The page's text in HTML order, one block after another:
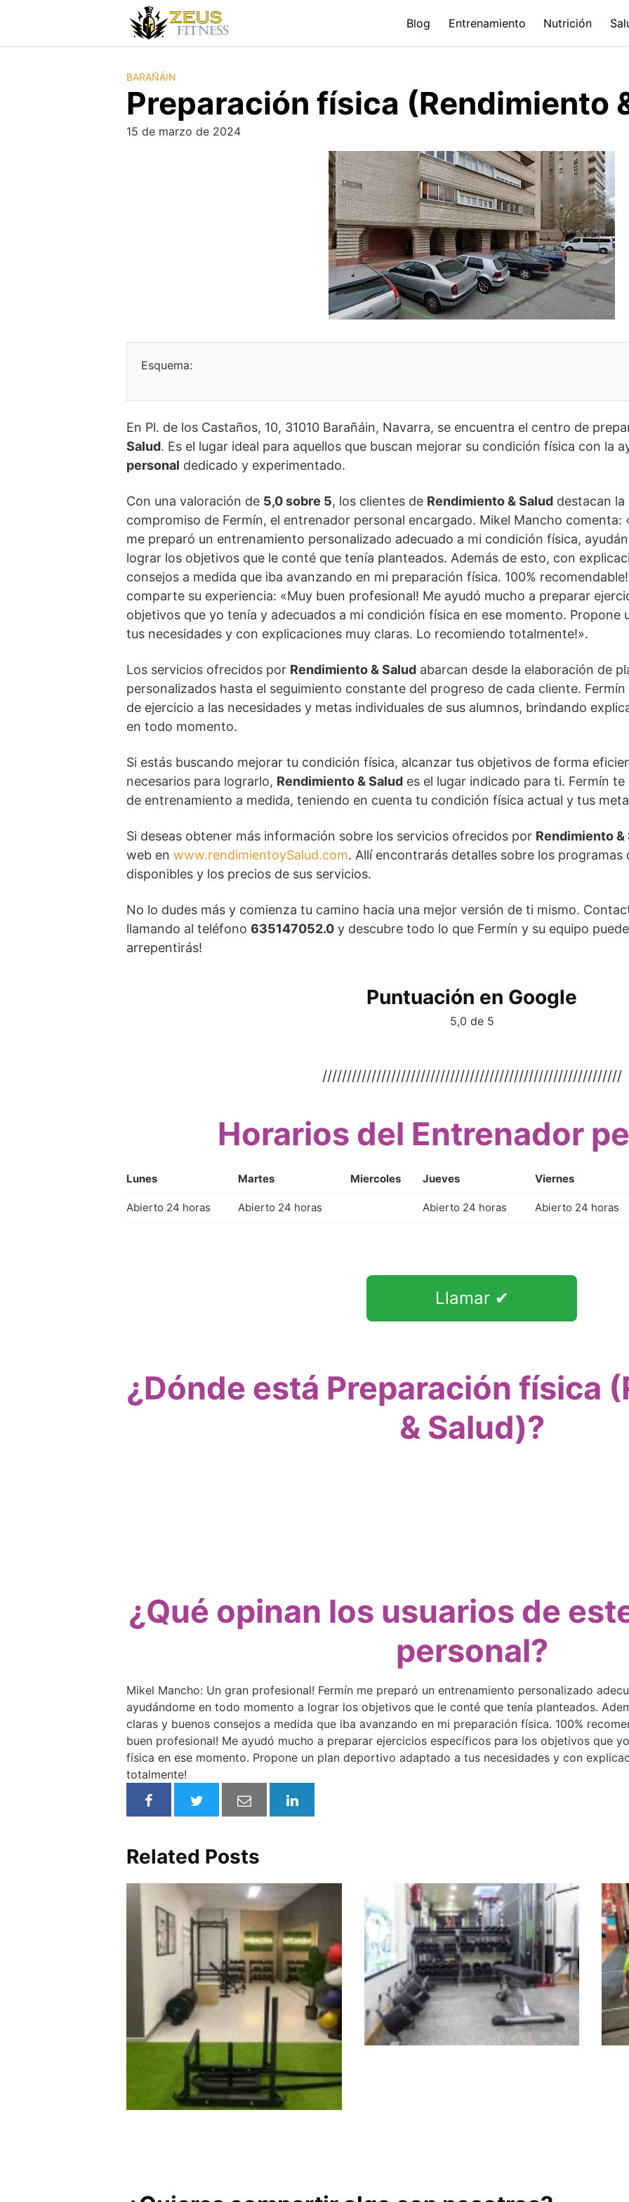
Blog Entrenamiento Nutrición
BARAÑÁIN
Preparación física (Rendimiento
15 de marzo de 2024
Esquema:
En Pl. de los Castaños, 10, 31010 Barañáin, Navarra, se encuentra el centro de
Salud. Es el lugar ideal para aquellos que buscan mejorar su condición física con la
personal dedicado y experimentado.
Con una valoración de 5,0 sobre 5, los clientes de Rendimiento & Salud destacan
compromiso de Fermín, el entrenador personal encargado. Mikel Mancho comenta:
me preparó un entrenamiento personalizado adecuado a mi condición física,
lograr los objetivos que le conté que tenía planteados. Además de esto, con
consejos a medida que iba avanzando en mi preparación física. 100%
comparte su experiencia: «Muy buen profesional! Me ayudó mucho a preparar
objetivos que yo tenía y adecuados a mi condición física en ese momento. Propone
tus necesidades y con explicaciones muy claras. Lo recomiendo totalmente!».
Los servicios ofrecidos por Rendimiento & Salud abarcan desde la elaboración de
personalizados hasta el seguimiento constante del progreso de cada cliente.
de ejercicio a las necesidades y metas individuales de sus alumnos, brindando
en todo momento.
Si estás buscando mejorar tu condición física, alcanzar tus objetivos de forma
necesarios para lograrlo, Rendimiento & Salud es el lugar indicado para ti. Fermín
de entrenamiento a medida, teniendo en cuenta tu condición física actual y tus
Si deseas obtener más información sobre los servicios ofrecidos por Rendimiento &
web en www.rendimientoySalud.com. Allí encontrarás detalles sobre los
disponibles y los precios de sus servicios.
No lo dudes más y comienza tu camino hacia una mejor versión de ti mismo.
llamando al teléfono 635147052.0 y descubre todo lo que Fermín y su equipo
arrepentirás!
Puntuación en Google
5,0 de 5
/////////////////////////////////////////////////////////////
Horarios del Entrenador
Lunes Martes Miercoles Jueves Viernes
Abierto 24 horas Abierto 24 horas Abierto 24 horas Abierto 24 horas
Llamar ✔
¿Dónde está Preparación física
& Salud)?
¿Qué opinan los usuarios de
personal?
Mikel Mancho: Un gran profesional! Fermín me preparó un entrenamiento personalizado
ayudándome en todo momento a lograr los objetivos que le conté que tenía planteados.
claras y buenos consejos a medida que iba avanzando en mi preparación física. 100%
buen profesional! Me ayudó mucho a preparar ejercicios específicos para los objetivos que
física en ese momento. Propone un plan deportivo adaptado a tus necesidades y con
totalmente!
Related Posts